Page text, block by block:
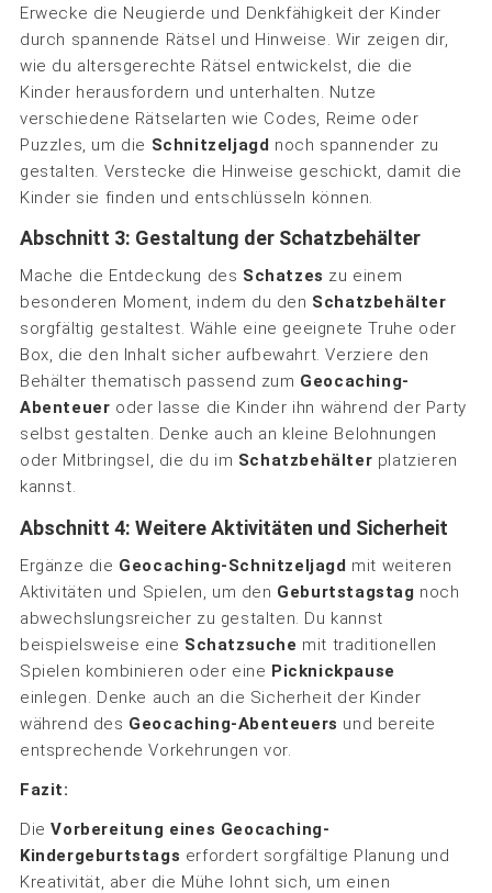
Erwecke die Neugierde und Denkfähigkeit der Kinder
durch spannende Rätsel und Hinweise. Wir zeigen dir,
wie du altersgerechte Rätsel entwickelst, die die
Kinder herausfordern und unterhalten. Nutze
verschiedene Rätselarten wie Codes, Reime oder
Puzzles, um die Schnitzeljagd noch spannender zu
gestalten. Verstecke die Hinweise geschickt, damit die
Kinder sie finden und entschlüsseln können.
Abschnitt 3: Gestaltung der Schatzbehälter
Mache die Entdeckung des Schatzes zu einem
besonderen Moment, indem du den Schatzbehälter
sorgfältig gestaltest. Wähle eine geeignete Truhe oder
Box, die den Inhalt sicher aufbewahrt. Verziere den
Behälter thematisch passend zum Geocaching-
Abenteuer oder lasse die Kinder ihn während der Party
selbst gestalten. Denke auch an kleine Belohnungen
oder Mitbringsel, die du im Schatzbehälter platzieren
kannst.
Abschnitt 4: Weitere Aktivitäten und Sicherheit
Ergänze die Geocaching-Schnitzeljagd mit weiteren
Aktivitäten und Spielen, um den Geburtstagstag noch
abwechslungsreicher zu gestalten. Du kannst
beispielsweise eine Schatzsuche mit traditionellen
Spielen kombinieren oder eine Picknickpause
einlegen. Denke auch an die Sicherheit der Kinder
während des Geocaching-Abenteuers und bereite
entsprechende Vorkehrungen vor.
Fazit:
DieVorbereitung eines Geocaching-
Kindergeburtstags erfordert sorgfältige Planung und
Kreativität, aber die Mühe lohnt sich, um einen